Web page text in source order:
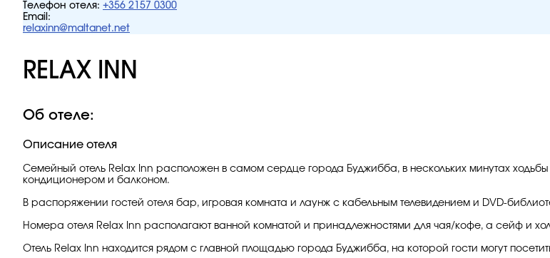
Телефон отеля: +356 2157 0300
Email:
relaxinn@maltanet.net
RELAX INN
Об отеле:
Описание отеля
Семейный отель Relax Inn расположен в самом сердце города Буджибба, в нескольких минутах
кондиционером и балконом.
В распоряжении гостей отеля бар, игровая комната и лаунж с кабельным телевидением и DVD-
Номера отеля Relax Inn располагают ванной комнатой и принадлежностями для чая/кофе, а сейф и
Отель Relax Inn находится рядом с главной площадью города Буджибба, на которой гости могут